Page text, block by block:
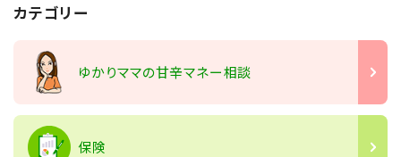
カテゴリー
ゆかりママの甘辛マネー相談
保険